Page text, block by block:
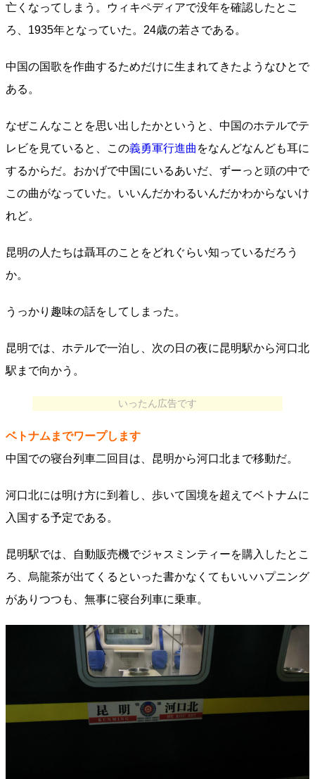
亡くなってしまう。ウィキペディアで没年を確認したとこ
ろ、1935年となっていた。24歳の若さである。
中国の国歌を作曲するためだけに生まれてきたようなひとで
ある。
なぜこんなことを思い出したかというと、中国のホテルでテ
レビを見ていると、この義勇軍行進曲 をなんどなんども耳に
するからだ。おかげで中国にいるあいだ、ずーっと頭の中で
この曲がなっていた。いいんだかわるいんだかわからないけ
れど。
昆明の人たちは聶耳のことをどれぐらい知っているだろう
か。
うっかり趣味の話をしてしまった。
昆明では、ホテルで一泊し、次の日の夜に昆明駅から河口北
駅まで向かう。
いったん広告です
ベトナムまでワープします
中国での寝台列車二回目は、昆明から河口北まで移動だ。
河口北には明け方に到着し、歩いて国境を超えてベトナムに
入国する予定である。
昆明駅では、自動販売機でジャスミンティーを購入したとこ
ろ、烏龍茶が出てくるといった書かなくてもいいハプニング
がありつつも、無事に寝台列車に乗車。